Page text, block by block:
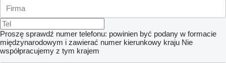
Proszę sprawdź numer telefonu: powinien być podany w formacie
międzynarodowym i zawierać numer kierunkowy kraju Nie
współpracujemy z tym krajem